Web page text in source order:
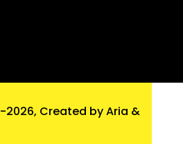
-2026, Created by Aria &